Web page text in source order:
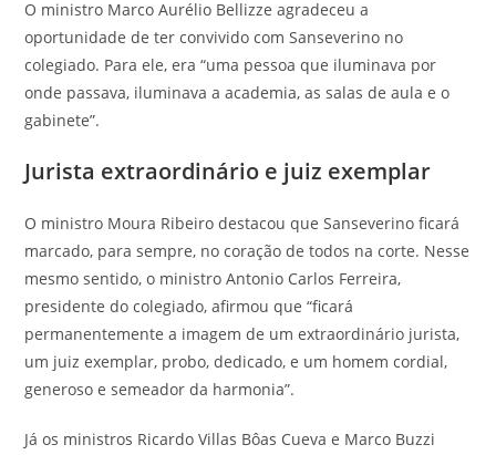
O ministro Marco Aurélio Bellizze agradeceu a
oportunidade de ter convivido com Sanseverino no
colegiado. Para ele, era “uma pessoa que iluminava por
onde passava, iluminava a academia, as salas de aula e o
gabinete”.
Jurista extraordinário e juiz exemplar
O ministro Moura Ribeiro destacou que Sanseverino ficará
marcado, para sempre, no coração de todos na corte. Nesse
mesmo sentido, o ministro Antonio Carlos Ferreira,
presidente do colegiado, afirmou que “ficará
permanentemente a imagem de um extraordinário jurista,
um juiz exemplar, probo, dedicado, e um homem cordial,
generoso e semeador da harmonia”.
Já os ministros Ricardo Villas Bôas Cueva e Marco Buzzi